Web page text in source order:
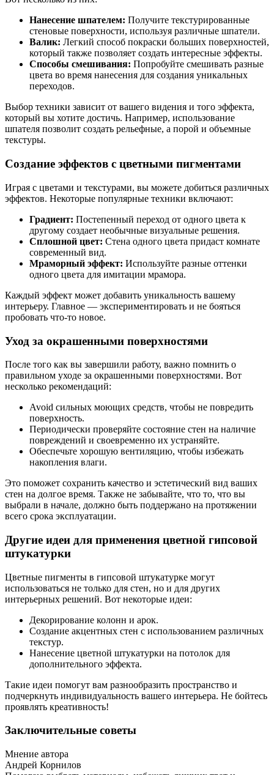
Нанесение шпателем: Получите текстурированные
стеновые поверхности, используя различные шпатели.
Валик: Легкий способ покраски больших поверхностей,
который также позволяет создать интересные эффекты.
Способы смешивания: Попробуйте смешивать разные
цвета во время нанесения для создания уникальных
переходов.
Выбор техники зависит от вашего видения и того эффекта,
который вы хотите достичь. Например, использование
шпателя позволит создать рельефные, а порой и объемные
текстуры.
Создание эффектов с цветными пигментами
Играя с цветами и текстурами, вы можете добиться различных
эффектов. Некоторые популярные техники включают:
Градиент: Постепенный переход от одного цвета к
другому создает необычные визуальные решения.
Сплошной цвет: Стена одного цвета придаст комнате
современный вид.
Мраморный эффект: Используйте разные оттенки
одного цвета для имитации мрамора.
Каждый эффект может добавить уникальность вашему
интерьеру. Главное — экспериментировать и не бояться
пробовать что-то новое.
Уход за окрашенными поверхностями
После того как вы завершили работу, важно помнить о
правильном уходе за окрашенными поверхностями. Вот
несколько рекомендаций:
Avoid сильных моющих средств, чтобы не повредить
поверхность.
Периодически проверяйте состояние стен на наличие
повреждений и своевременно их устраняйте.
Обеспечьте хорошую вентиляцию, чтобы избежать
накопления влаги.
Это поможет сохранить качество и эстетический вид ваших
стен на долгое время. Также не забывайте, что то, что вы
выбрали в начале, должно быть поддержано на протяжении
всего срока эксплуатации.
Другие идеи для применения цветной гипсовой
штукатурки
Цветные пигменты в гипсовой штукатурке могут
использоваться не только для стен, но и для других
интерьерных решений. Вот некоторые идеи:
Декорирование колонн и арок.
Создание акцентных стен с использованием различных
текстур.
Нанесение цветной штукатурки на потолок для
дополнительного эффекта.
Такие идеи помогут вам разнообразить пространство и
подчеркнуть индивидуальность вашего интерьера. Не бойтесь
проявлять креативность!
Заключительные советы
Мнение автора
Андрей Корнилов